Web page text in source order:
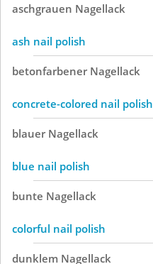
aschgrauen Nagellack
ash nail polish
betonfarbener Nagellack
concrete-colored nail polish
blauer Nagellack
blue nail polish
bunte Nagellack
colorful nail polish
dunklem Nagellack